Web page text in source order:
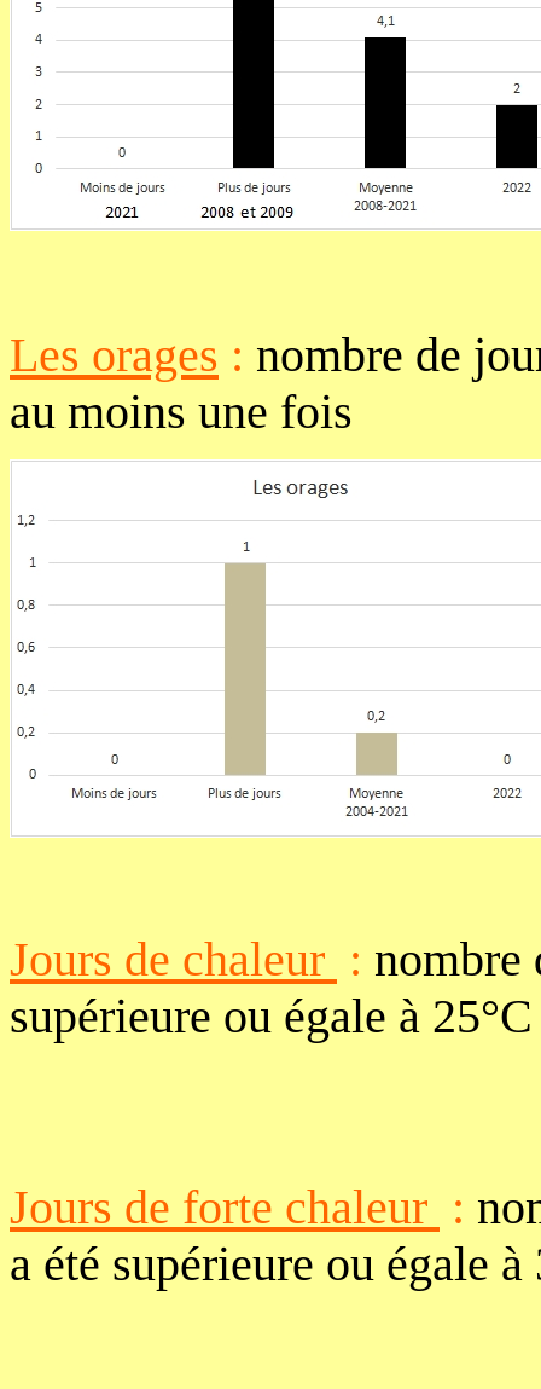
Les orages : nombre de
au moins une fois
Jours de chaleur : nombre
supérieure ou égale à
Jours de forte chaleur :
a été supérieure ou égale